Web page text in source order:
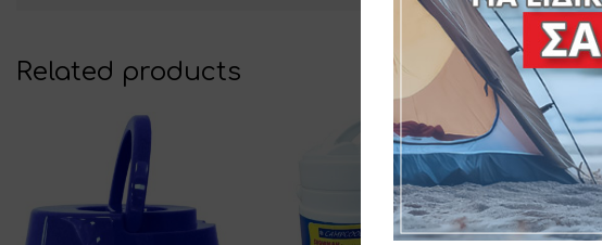
Related products